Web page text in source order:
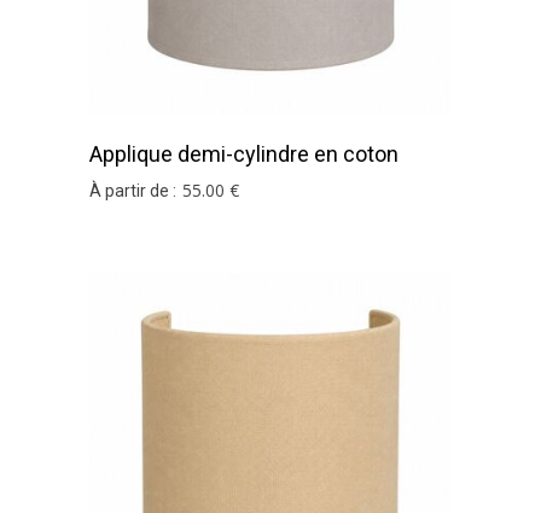
Applique demi-cylindre en coton
argile
À partir de : 55.00 €